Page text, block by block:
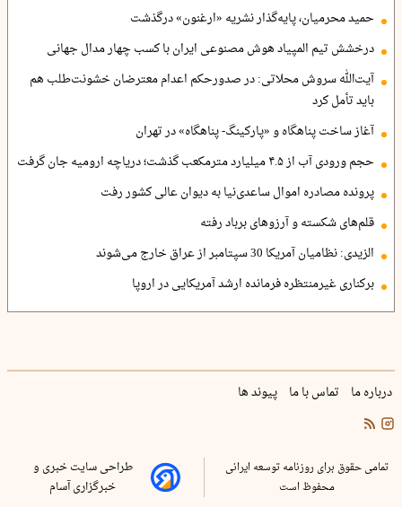
حمید محرمیان، پایه‌گذار نشریه «ارغنون» درگذشت
درخشش تیم المپیاد هوش مصنوعی ایران با کسب چهار مدال جهانی
آیت‌الله سروش محلاتی: در صدورحکم اعدام معترضان خشونت‌طلب هم
باید تأمل کرد
آغاز ساخت پناهگاه و «پارکینگ- پناهگاه» در تهران
حجم ورودی آب از ۴.۵ میلیارد مترمکعب گذشت؛ دریاچه ارومیه جان گرفت
پرونده مصادره اموال ساعدی‌نیا به دیوان عالی کشور رفت
قلم‌های شکسته و آرزوهای برباد رفته
الزیدی: نظامیان آمریکا 30 سپتامبر از عراق خارج می‌شوند
برکناری غیرمنتظره فرمانده ارشد آمریکایی در اروپا
درباره ما تماس با ما پیوند ها
تمامی حقوق برای روزنامه توسعه ایرانی
محفوظ است
طراحی سایت خبری و
خبرگزاری آسام